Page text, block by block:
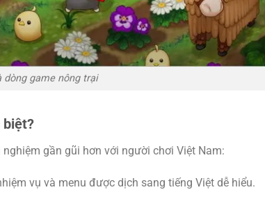
dòng game nông trại
biệt?
gần gũi hơn với người chơi Việt Nam:
vụ và menu được dịch sang tiếng Việt dễ hiểu.